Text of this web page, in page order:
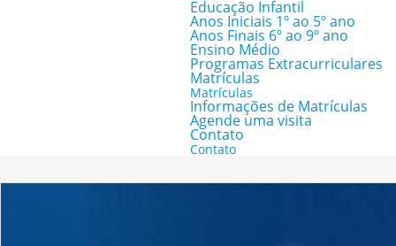
Educação Infantil
Anos Iniciais 1º ao 5º ano
Anos Finais 6º ao 9º ano
Ensino Médio
Programas Extracurriculares
Matrículas
Matrículas
Informações de Matrículas
Agende uma visita
Contato
Contato